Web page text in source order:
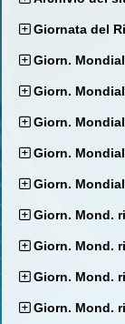
Giornata del
Giorn.
Giorn.
Giorn.
Giorn.
Giorn.
Giorn. Mond.
Giorn. Mond.
Giorn. Mond.
Giorn. Mond.